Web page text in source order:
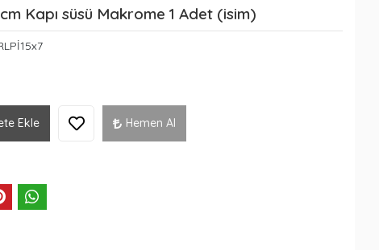
Kapı süsü Makrome 1 Adet (isim)
Ekle Hemen Al